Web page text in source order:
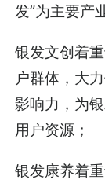
发”为主要产
银发文创着
户群体，大
影响力，为
用户资源；
银发康养着